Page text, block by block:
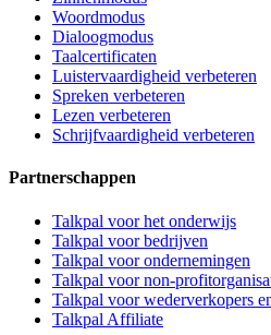
Woordmodus
Dialoogmodus
Taalcertificaten
Luistervaardigheid verbeteren
Spreken verbeteren
Lezen verbeteren
Schrijfvaardigheid verbeteren
Partnerschappen
Talkpal voor het onderwijs
Talkpal voor bedrijven
Talkpal voor ondernemingen
Talkpal voor non-
Talkpal voor wederverkopers
Talkpal Affiliate